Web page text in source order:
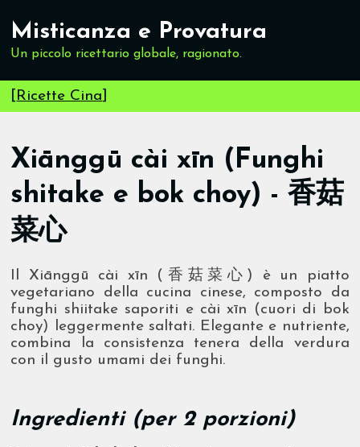
Misticanza e Provatura
Un piccolo ricettario globale, ragionato.
[Ricette Cina]
Xiānggū cài xīn (Funghi
shitake e bok choy) - 香菇
菜心
Il Xiānggū cài xīn (香菇菜心) è un piatto
vegetariano della cucina cinese, composto da
funghi shiitake saporiti e cài xīn (cuori di bok
choy) leggermente saltati. Elegante e nutriente,
combina la consistenza tenera della verdura
con il gusto umami dei funghi.
Ingredienti (per 2 porzioni)